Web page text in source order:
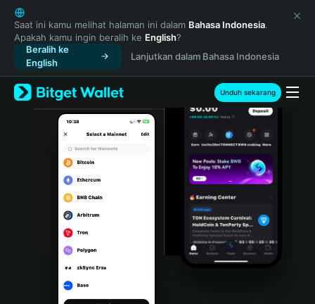
English
日本語
Tiếng Việt
Русский
Español (Latinoamérica)
Türkçe
Italiano
Português (Portugal)
Bahasa Indonesia
Português (Brasil)
Saat ini kamu melihat halaman ini dalam Bahasa Indonesia.
Apakah kamu ingin beralih ke English?
Beralih ke
English
Lanjutkan dalam Bahasa Indonesia
Unduh sekarang